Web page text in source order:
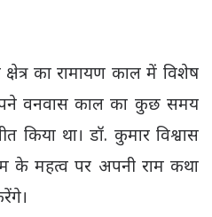
का रामायण काल में विशेष
वनवास काल का कुछ समय
किया था। डॉ. कुमार विश्वास
के महत्व पर अपनी राम कथा